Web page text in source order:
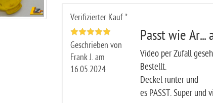
Verifizierter Kauf *
Geschrieben von
Frank J. am
16.05.2024
Passt wie Ar...
Video per Zufall
Bestellt.
Deckel runter und
es PASST. Super und